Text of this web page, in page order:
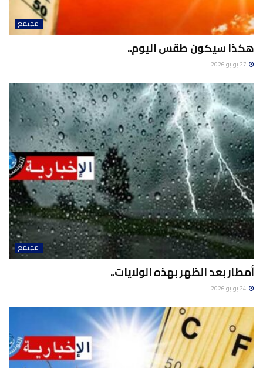
مجتمع
هكذا سيكون طقس اليوم..
مجتمع
أمطار بعد الظهر بهذه الولايات..